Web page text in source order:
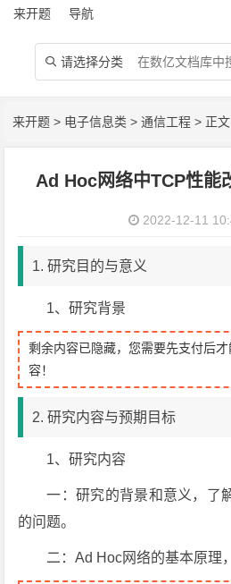
来开题 导航
 请选择分类
来开题 > 电子信息类 >通信工程 > 正文
Ad Hoc网络中TCP性能
2022-12-11
1. 研究目的与意义
1、研究背景
剩余内容已隐藏，您需要先支付后
容！
2. 研究内容与预期目标
1、研究内容
一：研究的背景和意义，了
的问题。
二：Ad Hoc网络的基本原理